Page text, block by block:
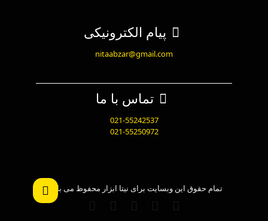
پیام الکترونیکی
nitaabzar@gmail.com
تماس با ما
021-55242537
021-55250972
تمام حقوق این وبسایت برای نیتا ابزار محفوظ می باشد